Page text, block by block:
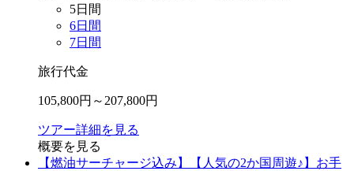
5日間
6日間
7日間
旅行代金
105,800円～ 207,800円
ツアー詳細を見る
概要を見る
【燃油サーチャージ込み】【人気の2か国周遊♪】お手